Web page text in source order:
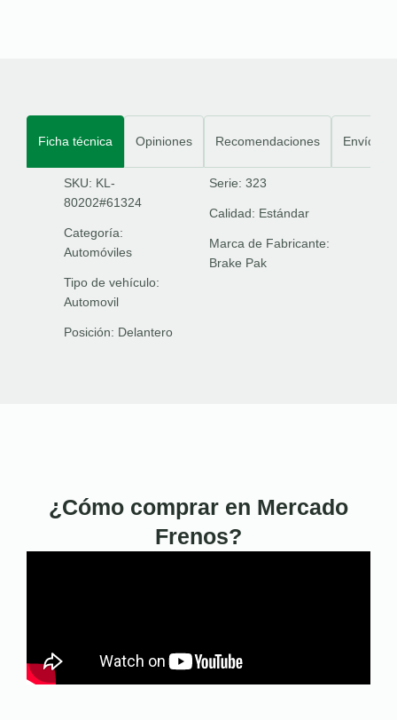
Ficha técnica Opiniones Recomendaciones Envíos
SKU: KL-
80202#61324
Categoría:
Automóviles
Tipo de vehículo:
Automovil
Posición: Delantero
Serie: 323
Calidad: Estándar
Marca de Fabricante:
Brake Pak
¿Cómo comprar en Mercado
Frenos?